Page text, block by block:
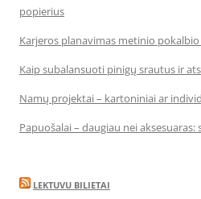
popierius
Karjeros planavimas metinio
Kaip subalansuoti pinigų srautus ir
Namų projektai – kartoniniai ar
Papuošalai – daugiau nei
LEKTUVU BILIETAI